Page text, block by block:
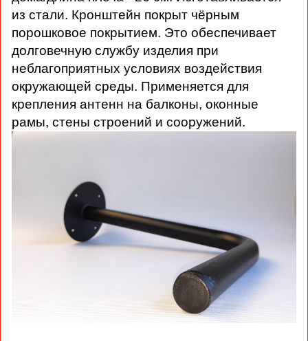
из стали. Кронштейн покрыт чёрным
порошковое покрытием. Это обеспечивает
долговечную службу изделия при
неблагоприятных условиях воздействия
окружающей среды. Применяется для
крепления антенн на балконы, оконные
рамы, стены строений и сооружений.